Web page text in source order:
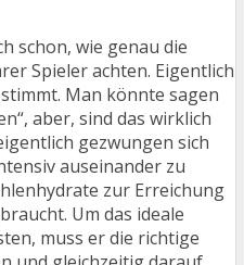
schon, wie genau die
Spieler achten. Eigentlich
Man könnte sagen
aber, sind das wirklich
gezwungen sich
auseinander zu
zur Erreichung
Um das ideale
muss er die richtige